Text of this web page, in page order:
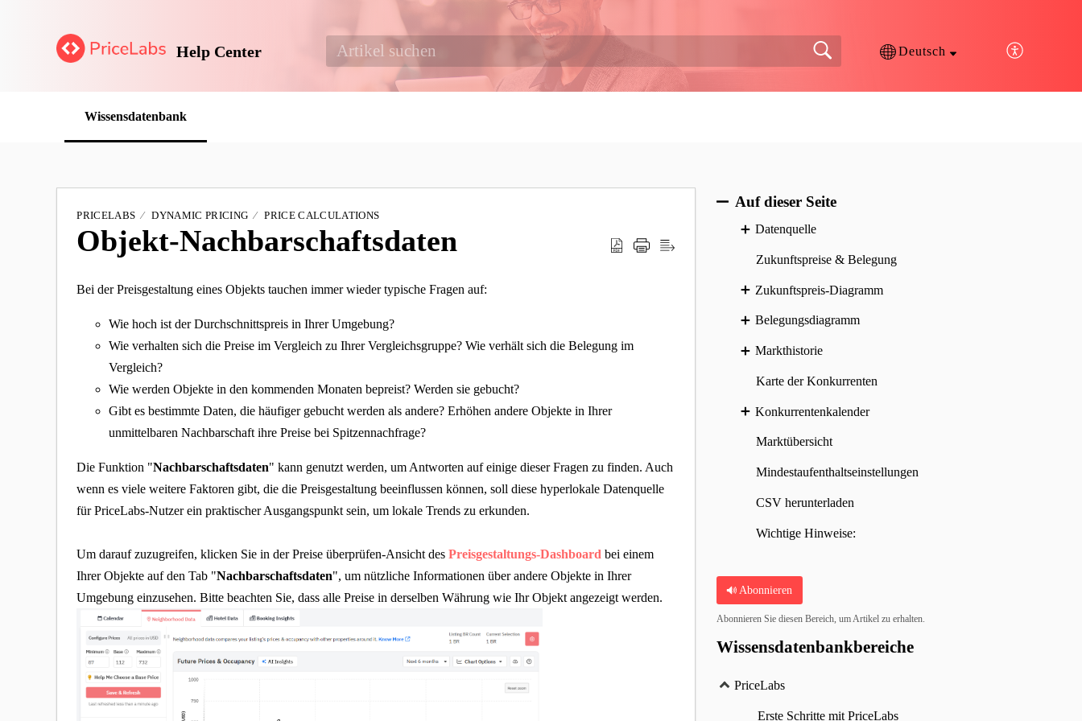
Help Center Deutsch
Wissensdatenbank
PRICELABS DYNAMIC PRICING PRICE CALCULATIONS
Objekt-Nachbarschaftsdaten
Bei der Preisgestaltung eines Objekts tauchen immer wieder typische Fragen auf:
Wie hoch ist der Durchschnittspreis in Ihrer Umgebung?
Wie verhalten sich die Preise im Vergleich zu Ihrer Vergleichsgruppe? Wie verhält sich die Belegung im
Vergleich?
Wie werden Objekte in den kommenden Monaten bepreist? Werden sie gebucht?
Gibt es bestimmte Daten, die häufiger gebucht werden als andere? Erhöhen andere Objekte in Ihrer
unmittelbaren Nachbarschaft ihre Preise bei Spitzen­nachfrage?
Die Funktion "Nachbarschaftsdaten" kann genutzt werden, um Antworten auf einige dieser Fragen zu finden. Auch
wenn es viele weitere Faktoren gibt, die die Preisgestaltung beeinflussen können, soll diese hyperlokale Datenquelle
für PriceLabs-Nutzer ein praktischer Ausgangspunkt sein, um lokale Trends zu erkunden.
Um darauf zuzugreifen, klicken Sie in der Preise überprüfen-Ansicht desPreisgestaltungs-Dashboard bei einem
Ihrer Objekte auf den Tab "Nachbarschaftsdaten", um nützliche Informationen über andere Objekte in Ihrer
Umgebung einzusehen. Bitte beachten Sie, dass alle Preise in derselben Währung wie Ihr Objekt angezeigt werden.
Auf dieser Seite
Datenquelle
Zukunftspreise & Belegung
Zukunftspreis-Diagramm
Belegungsdiagramm
Markthistorie
Karte der Konkurrenten
Konkurrentenkalender
Marktübersicht
Mindestaufenthaltseinstellungen
CSV herunterladen
Wichtige Hinweise:
Abonnieren
Abonnieren Sie diesen Bereich, um Artikel zu erhalten.
Wissensdatenbankbereiche
PriceLabs
Erste Schritte mit PriceLabs